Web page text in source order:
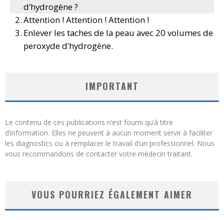
d’hydrogène ?
Attention ! Attention ! Attention !
Enlever les taches de la peau avec 20 volumes de
peroxyde d’hydrogène.
IMPORTANT
Le contenu de ces publications n’est fourni qu’à titre
d’information. Elles ne peuvent à aucun moment servir à faciliter
les diagnostics ou à remplacer le travail d’un professionnel. Nous
vous recommandons de contacter votre médecin traitant.
VOUS POURRIEZ ÉGALEMENT AIMER